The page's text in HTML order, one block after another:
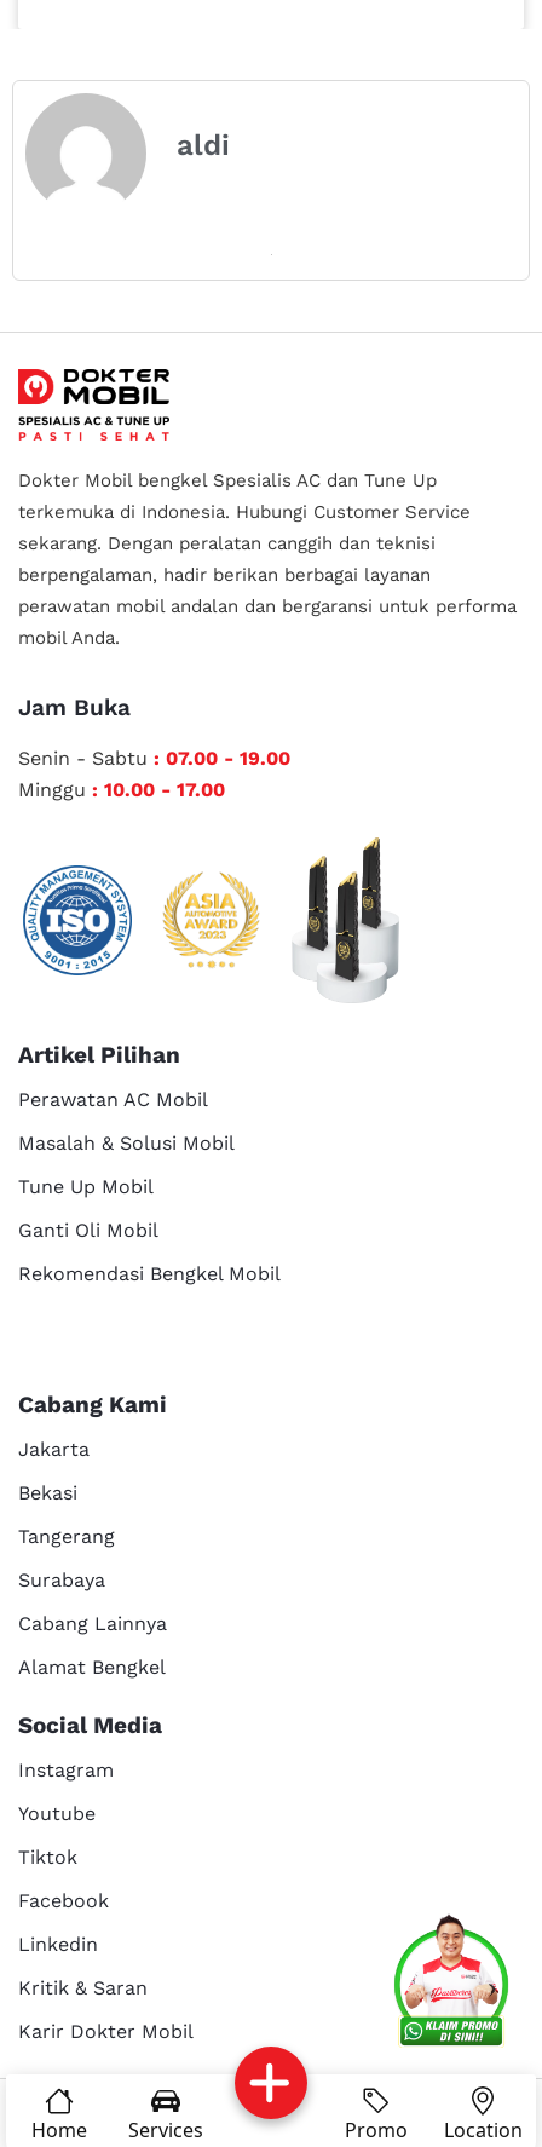
Services About Us
Kritik dan
Reservasi Career
Home Services Promo Location
aldi
Dokter Mobil bengkel Spesialis AC dan Tune Up
terkemuka di Indonesia. Hubungi Customer Service
sekarang. Dengan peralatan canggih dan teknisi
berpengalaman, hadir berikan berbagai layanan
perawatan mobil andalan dan bergaransi untuk performa
mobil Anda.
Jam Buka
Senin - Sabtu : 07.00 - 19.00
Minggu : 10.00 - 17.00
Artikel Pilihan
Perawatan AC Mobil
Masalah & Solusi Mobil
Tune Up Mobil
Ganti Oli Mobil
Rekomendasi Bengkel Mobil
Cabang Kami
Jakarta
Bekasi
Tangerang
Surabaya
Cabang Lainnya
Alamat Bengkel
Social Media
Instagram
Youtube
Tiktok
Facebook
Linkedin
Kritik & Saran
Karir Dokter Mobil
© Copyright 2025 - Dokter Mobil Indonesia